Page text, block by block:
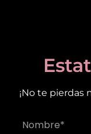
¡No te pierdas